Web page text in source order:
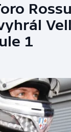
Rossu
1